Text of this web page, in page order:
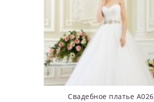
Свадебное платье А026